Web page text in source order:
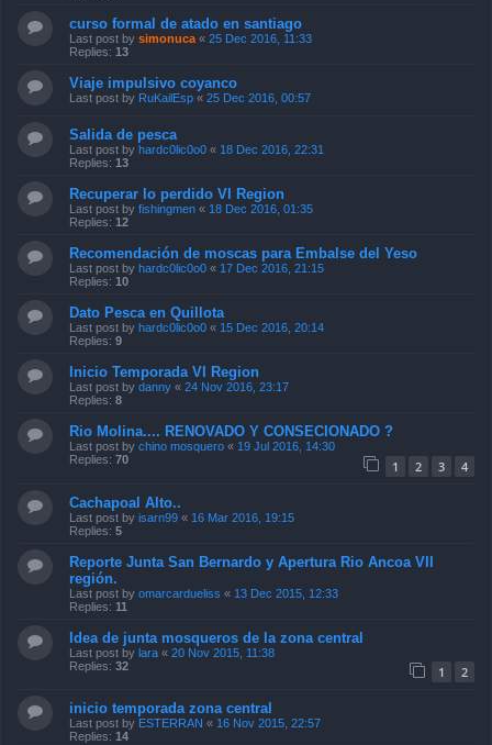
curso formal de atado en santiago
Last post by simonuca « 25 Dec 2016, 11:33
Replies: 13
Viaje impulsivo coyanco
Last post by RuKailEsp « 25 Dec 2016, 00:57
Salida de pesca
Last post by hardc0lic0o0 « 18 Dec 2016, 22:31
Replies: 13
Recuperar lo perdido VI Region
Last post by fishingmen « 18 Dec 2016, 01:35
Replies: 12
Recomendación de moscas para Embalse del Yeso
Last post by hardc0lic0o0 « 17 Dec 2016, 21:15
Replies: 10
Dato Pesca en Quillota
Last post by hardc0lic0o0 « 15 Dec 2016, 20:14
Replies: 9
Inicio Temporada VI Region
Last post by danny « 24 Nov 2016, 23:17
Replies: 8
Rio Molina.... RENOVADO Y CONSECIONADO ?
Last post by chino mosquero « 19 Jul 2016, 14:30
Replies: 70 1 2 3 4
Cachapoal Alto..
Last post by isarn99 « 16 Mar 2016, 19:15
Replies: 5
Reporte Junta San Bernardo y Apertura Rio Ancoa VII
región.
Last post by omarcardueliss « 13 Dec 2015, 12:33
Replies: 11
Idea de junta mosqueros de la zona central
Last post by lara « 20 Nov 2015, 11:38
Replies: 32 1 2
inicio temporada zona central
Last post by ESTERRAN « 16 Nov 2015, 22:57
Replies: 14